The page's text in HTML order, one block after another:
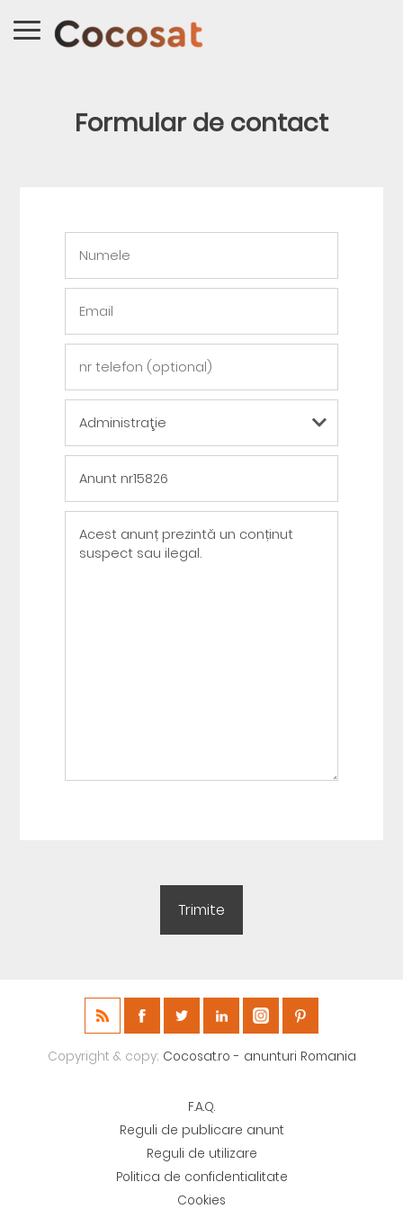
Formular de contact
Copyright & copy; Cocosat.ro - anunturi Romania
F.A.Q.
Reguli de publicare anunt
Reguli de utilizare
Politica de confidentialitate
Cookies